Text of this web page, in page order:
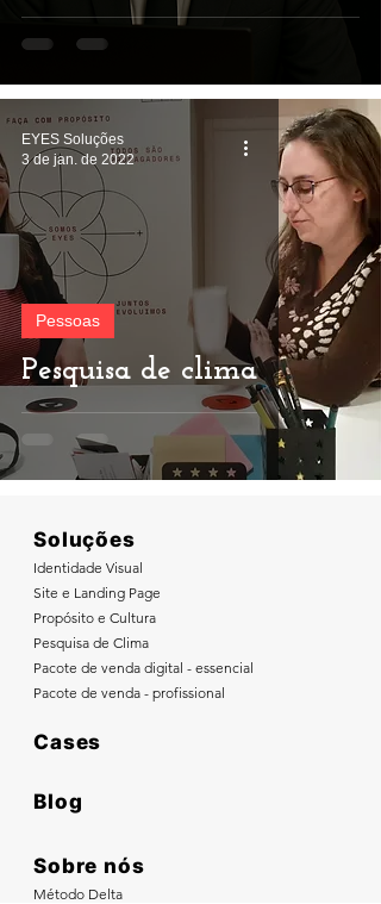
Pesquisa de clima
Pessoas
EYES Soluções
3 de jan. de 2022
Soluções
Identidade Visual
Site e Landing Page
Propósito e Cultura
Pesquisa de Clima
Pacote de venda digital - essencial
Pacote de venda - profissional
Cases
Blog
Sobre nós
Método Delta